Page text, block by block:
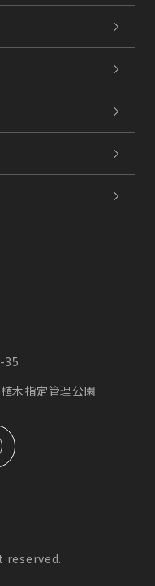
35
木指定管理公園
reserved.